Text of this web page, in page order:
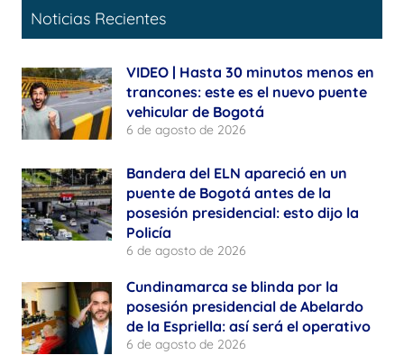
Noticias Recientes
VIDEO | Hasta 30 minutos menos en
trancones: este es el nuevo puente
vehicular de Bogotá
6 de agosto de 2026
Bandera del ELN apareció en un
puente de Bogotá antes de la
posesión presidencial: esto dijo la
Policía
6 de agosto de 2026
Cundinamarca se blinda por la
posesión presidencial de Abelardo
de la Espriella: así será el operativo
6 de agosto de 2026